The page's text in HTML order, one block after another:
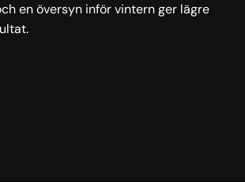
en översyn inför vintern ger lägre